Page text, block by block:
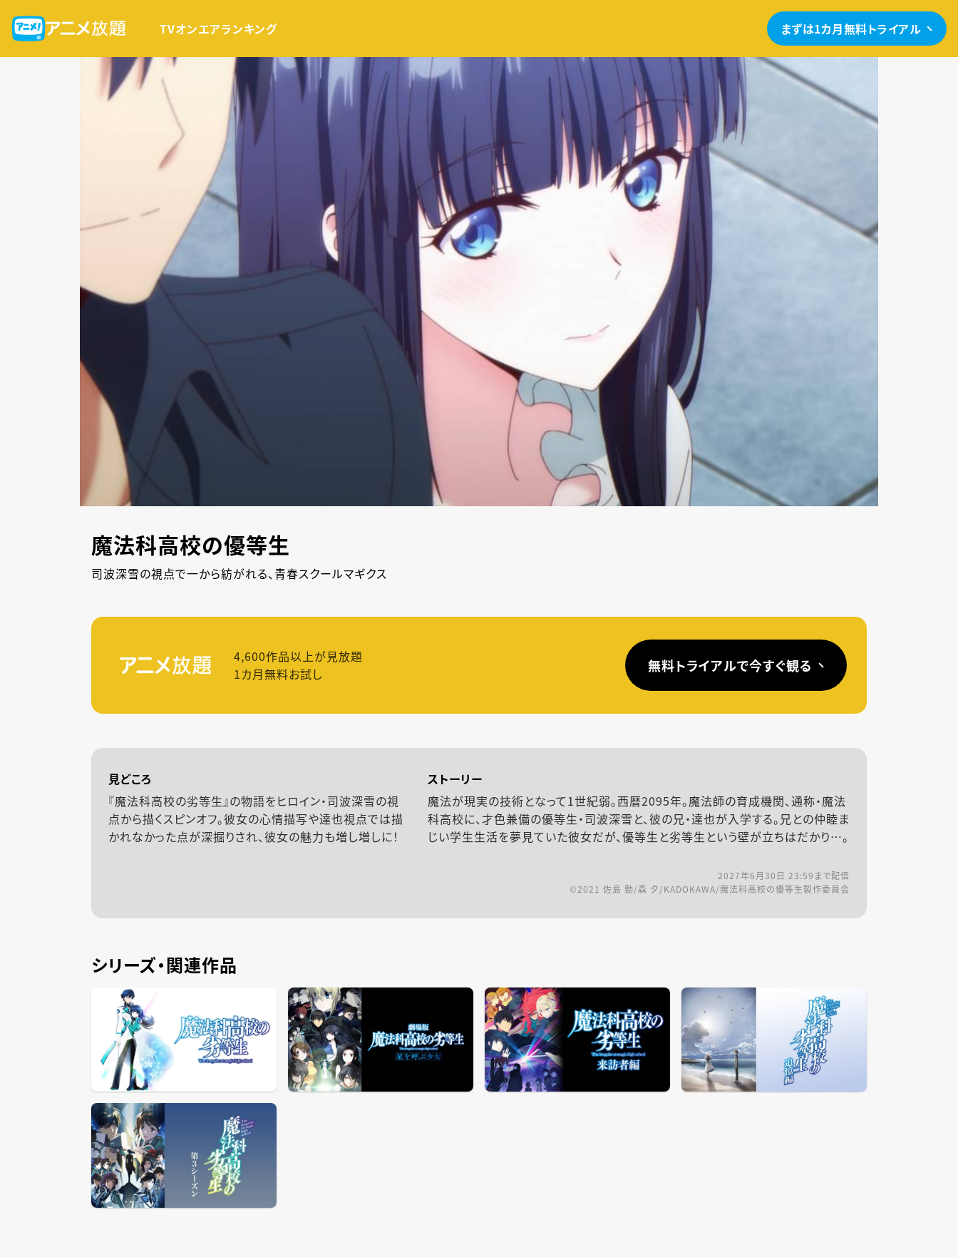
TVオンエアランキング まずは1カ月無料トライアル
魔法科高校の優等生
司波深雪の視点で一から紡がれる、青春スクールマギクス
4,600作品以上が見放題
1カ月無料お試し
無料トライアルで今すぐ観る
見どころ
『魔法科高校の劣等生』の物語をヒロイン・司波深雪の視
点から描くスピンオフ。彼女の心情描写や達也視点では描
かれなかった点が深掘りされ、彼女の魅力も増し増しに！
ストーリー
魔法が現実の技術となって1世紀弱。西暦2095年。魔法師の育成機関、通称・魔法
科高校に、才色兼備の優等生・司波深雪と、彼の兄・達也が入学する。兄との仲睦ま
じい学生生活を夢見ていた彼女だが、優等生と劣等生という壁が立ちはだかり…。
2027年6月30日 23:59 まで配信
©2021 佐島 勤/森 夕/KADOKAWA/魔法科高校の優等生製作委員会
シリーズ・関連作品